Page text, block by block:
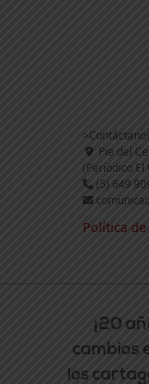
Pie del
(Periódico El
(5) 649
Política
¡20
cambios
los